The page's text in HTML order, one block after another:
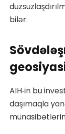
bilər.
AIH‑in bu
daşımaqla